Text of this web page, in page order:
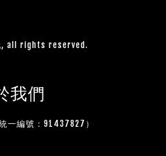
all rights reserved.
我們
一編號：91437827）